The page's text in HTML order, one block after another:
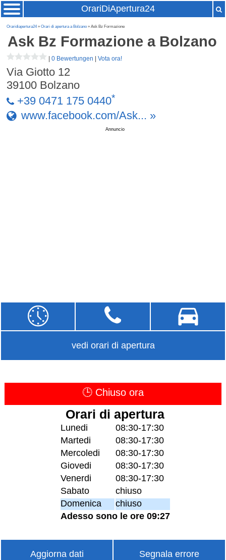
OrariDiApertura24
Oraridiapertura24»Orari di apertura a Bolzano » Ask Bz Formazione
Ask Bz Formazione a Bolzano
|0 Bewertungen |Vota ora!
Via Giotto 12
39100 Bolzano
+39 0471 175 0440*
www.facebook.com/Ask... »
Annuncio
vedi orari di apertura
🕒 Chiuso ora
Orari di apertura
Lunedi
08:30-17:30
Martedi
08:30-17:30
Mercoledi
08:30-17:30
Giovedi
08:30-17:30
Venerdi
08:30-17:30
Sabato
chiuso
Domenica
chiuso
Adesso sono le ore 09:27
Aggiorna dati Segnala errore